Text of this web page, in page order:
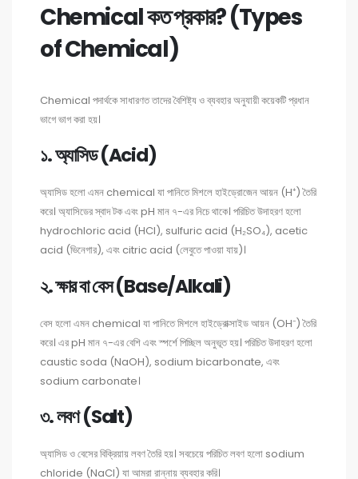
Chemical কত প্রকার? (Types
of Chemical)
Chemical পদার্থকে সাধারণত তাদের বৈশিষ্ট্য ও ব্যবহার অনুযায়ী কয়েকটি প্রধান
ভাগে ভাগ করা হয়।
১. অ্যাসিড (Acid)
অ্যাসিড হলো এমন chemical যা পানিতে মিশলে হাইড্রোজেন আয়ন (H⁺) তৈরি
করে। অ্যাসিডের স্বাদ টক এবং pH মান ৭-এর নিচে থাকে। পরিচিত উদাহরণ হলো
hydrochloric acid (HCl), sulfuric acid (H₂SO₄), acetic
acid (ভিনেগার), এবং citric acid (লেবুতে পাওয়া যায়)।
২. ক্ষার বা বেস (Base/Alkali)
বেস হলো এমন chemical যা পানিতে মিশলে হাইড্রোক্সাইড আয়ন (OH⁻) তৈরি
করে। এর pH মান ৭-এর বেশি এবং স্পর্শে পিচ্ছিল অনুভূত হয়। পরিচিত উদাহরণ হলো
caustic soda (NaOH), sodium bicarbonate, এবং
sodium carbonate।
৩. লবণ (Salt)
অ্যাসিড ও বেসের বিক্রিয়ায় লবণ তৈরি হয়। সবচেয়ে পরিচিত লবণ হলো sodium
chloride (NaCl) যা আমরা রান্নায় ব্যবহার করি।